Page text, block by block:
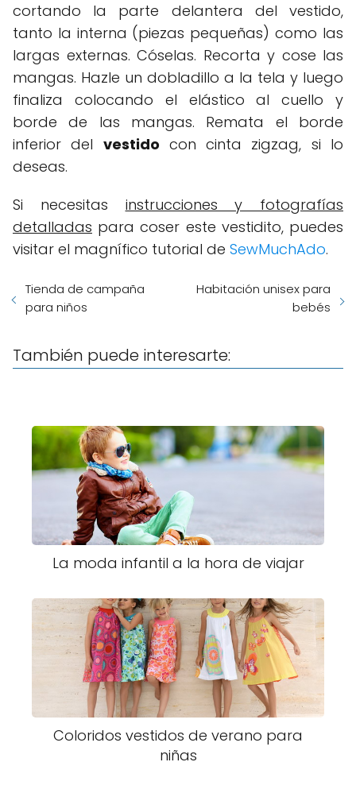
cortando la parte delantera del vestido,
tanto la interna (piezas pequeñas) como las
largas externas. Cóselas. Recorta y cose las
mangas. Hazle un dobladillo a la tela y luego
finaliza colocando el elástico al cuello y
borde de las mangas. Remata el borde
inferior del vestido con cinta zigzag, si lo
deseas.
Si necesitas instrucciones y fotografías
detalladas para coser este vestidito, puedes
visitar el magnífico tutorial de SewMuchAdo.
Tienda de campaña
para niños
Habitación unisex para
bebés
También puede interesarte:
La moda infantil a la hora de viajar
Coloridos vestidos de verano para
niñas